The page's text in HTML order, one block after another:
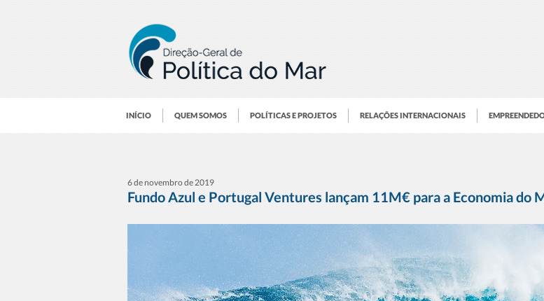
INÍCIO QUEM SOMOS POLÍTICAS E PROJETOS RELAÇÕES INTERNACIONAIS
6 de novembro de 2019
Fundo Azul e Portugal Ventures lançam 11M€ para a Economia do